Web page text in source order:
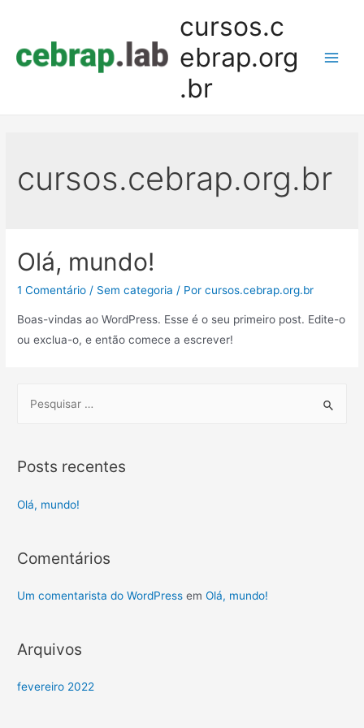
cursos.c
ebrap.org
.br
cursos.cebrap.org.br
Olá, mundo!
1 Comentário / Sem categoria / Porcursos.cebrap.org.br
Boas-vindas ao WordPress. Esse é o seu primeiro post. Edite-o
ou exclua-o, e então comece a escrever!
Posts recentes
Olá, mundo!
Comentários
Um comentarista do WordPress emOlá, mundo!
Arquivos
fevereiro 2022